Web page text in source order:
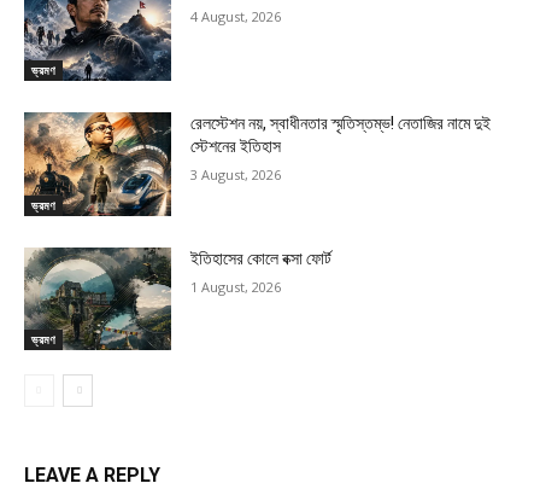
ভ্রমণ
4 August, 2026
ভ্রমণ
রেলস্টেশন নয়, স্বাধীনতার স্মৃতিস্তম্ভ! নেতাজির নামে দুই
স্টেশনের ইতিহাস
3 August, 2026
ভ্রমণ
ইতিহাসের কোলে বক্সা ফোর্ট
1 August, 2026
LEAVE A REPLY